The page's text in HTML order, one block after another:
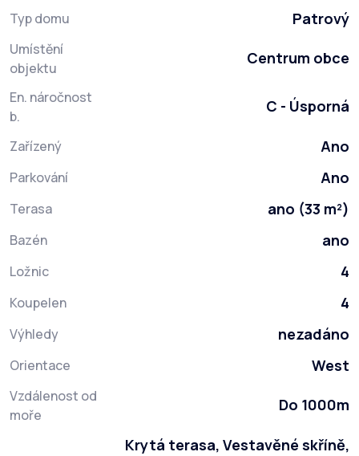
Typ domu Patrový
Umístění
objektu
Centrum obce
En. náročnost
b.
C - Úsporná
Zařízený Ano
Parkování Ano
Terasa ano (33 m²)
Bazén ano
Ložnic 4
Koupelen 4
Výhledy nezadáno
Orientace West
Vzdálenost od
moře
Do 1000m
Krytá terasa, Vestavěné skříně,